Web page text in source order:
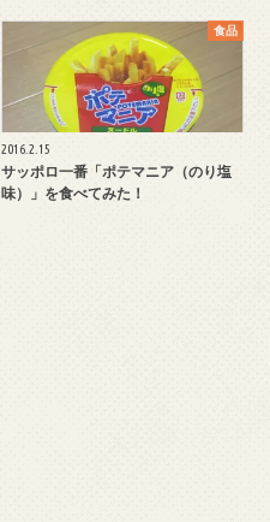
食品
2016.2.15
サッポロ一番「ポテマニア（のり塩
味）」を食べてみた！